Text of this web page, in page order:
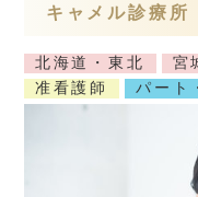
キャメル診療
北海道・東北 宮
准看護師
パート